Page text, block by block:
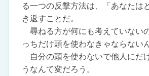
る一つの反撃方法は、「あなたは
き返すことだ。
尋ねる方が何にも考えていない
っちだけ頭を使わなきゃならない
自分の頭を使わないで他人にだ
うなんて変だろう。